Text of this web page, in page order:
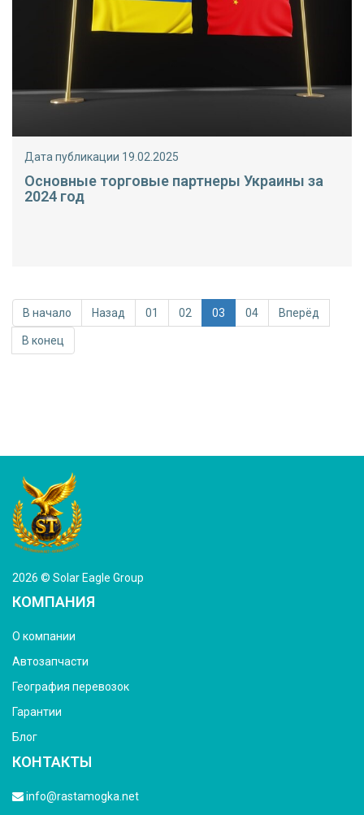
Дата публикации 19.02.2025
Основные торговые партнеры Украины за
2024 год
В начало Назад 01 02 03 04 Вперёд
В конец
2026 © Solar Eagle Group
КОМПАНИЯ
О компании
Автозапчасти
География перевозок
Гарантии
Блог
КОНТАКТЫ
info@rastamogka.net